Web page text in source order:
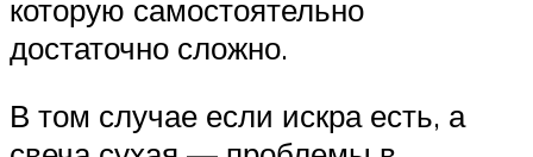
которую самостоятельно
достаточно сложно.
В том случае если искра есть, а